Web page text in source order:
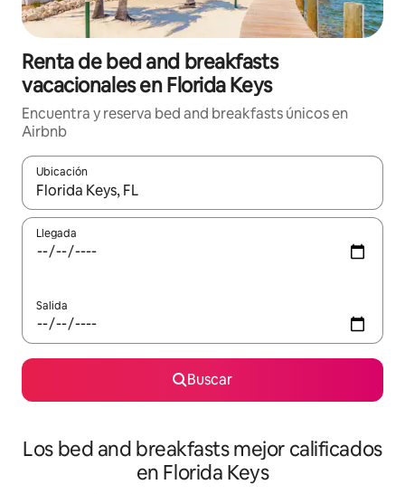
Renta de bed and breakfasts
vacacionales en Florida Keys
Encuentra y reserva bed and breakfasts únicos en
Airbnb
Ubicación
Cuando los resultados estén disponibles, podrás navegar
Llegada
Salida
Buscar
Los bed and breakfasts mejor calificados
en Florida Keys